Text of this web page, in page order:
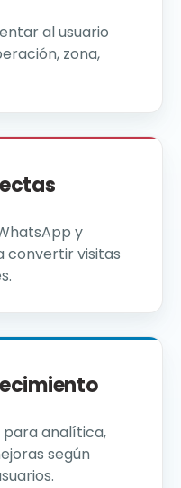
al usuario
zona,
y
convertir visitas
para analítica,
según